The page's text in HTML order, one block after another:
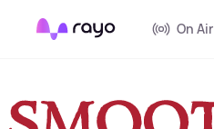
On Air